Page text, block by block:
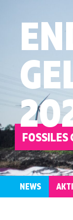
FOSSILES
NEWS